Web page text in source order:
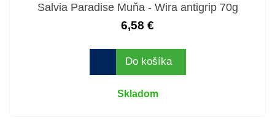
Salvia Paradise Muňa - Wira antigrip 70g
6,58 €
Do košíka
Skladom